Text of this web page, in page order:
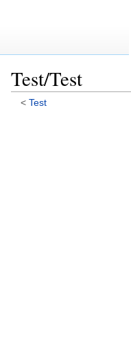
Test/Test
< Test